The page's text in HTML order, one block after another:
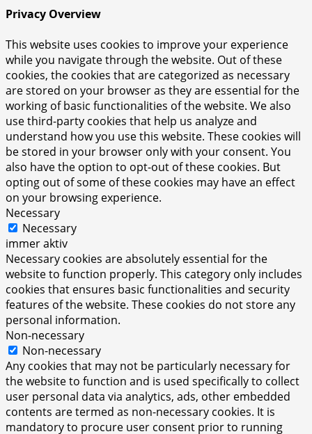
Privacy Overview
This website uses cookies to improve your experience
while you navigate through the website. Out of these
cookies, the cookies that are categorized as necessary
are stored on your browser as they are essential for the
working of basic functionalities of the website. We also
use third-party cookies that help us analyze and
understand how you use this website. These cookies will
be stored in your browser only with your consent. You
also have the option to opt-out of these cookies. But
opting out of some of these cookies may have an effect
on your browsing experience.
Necessary
Necessary
immer aktiv
Necessary cookies are absolutely essential for the
website to function properly. This category only includes
cookies that ensures basic functionalities and security
features of the website. These cookies do not store any
personal information.
Non-necessary
Non-necessary
Any cookies that may not be particularly necessary for
the website to function and is used specifically to collect
user personal data via analytics, ads, other embedded
contents are termed as non-necessary cookies. It is
mandatory to procure user consent prior to running